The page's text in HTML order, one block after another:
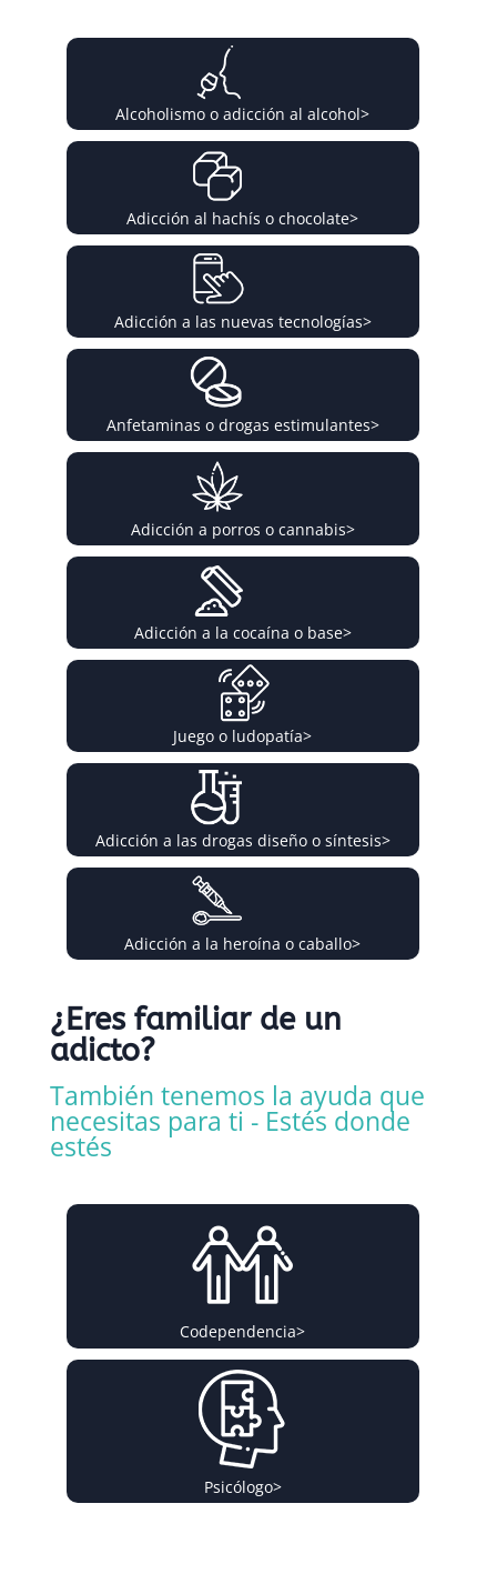
Alcoholismo o adicción al alcohol>
Adicción al hachís o chocolate>
Adicción a las nuevas tecnologías>
Anfetaminas o drogas estimulantes>
Adicción a porros o cannabis>
Adicción a la cocaína o base>
Juego o ludopatía>
Adicción a las drogas diseño o síntesis>
Adicción a la heroína o caballo>
¿Eres familiar de un
adicto?
También tenemos la ayuda que
necesitas para ti - Estés donde
estés
Codependencia>
Psicólogo>